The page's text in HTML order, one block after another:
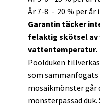
År 7-8 - 20 % per år
Garantin täcker
felaktig skötsel av
vattentemperatur.
Poolduken
som
mosaikmönster
mönsterpassad